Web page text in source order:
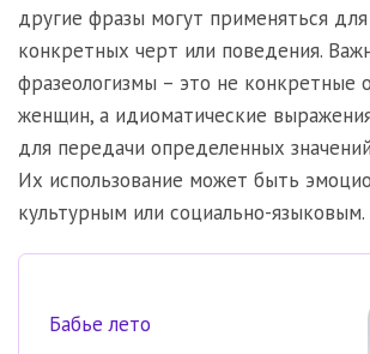
другие фразы могут применяться для
конкретных черт или поведения.
фразеологизмы – это не конкретные
женщин, а идиоматические
для передачи определенных
Их использование может быть
культурным или социально-языковым.
Бабье лето